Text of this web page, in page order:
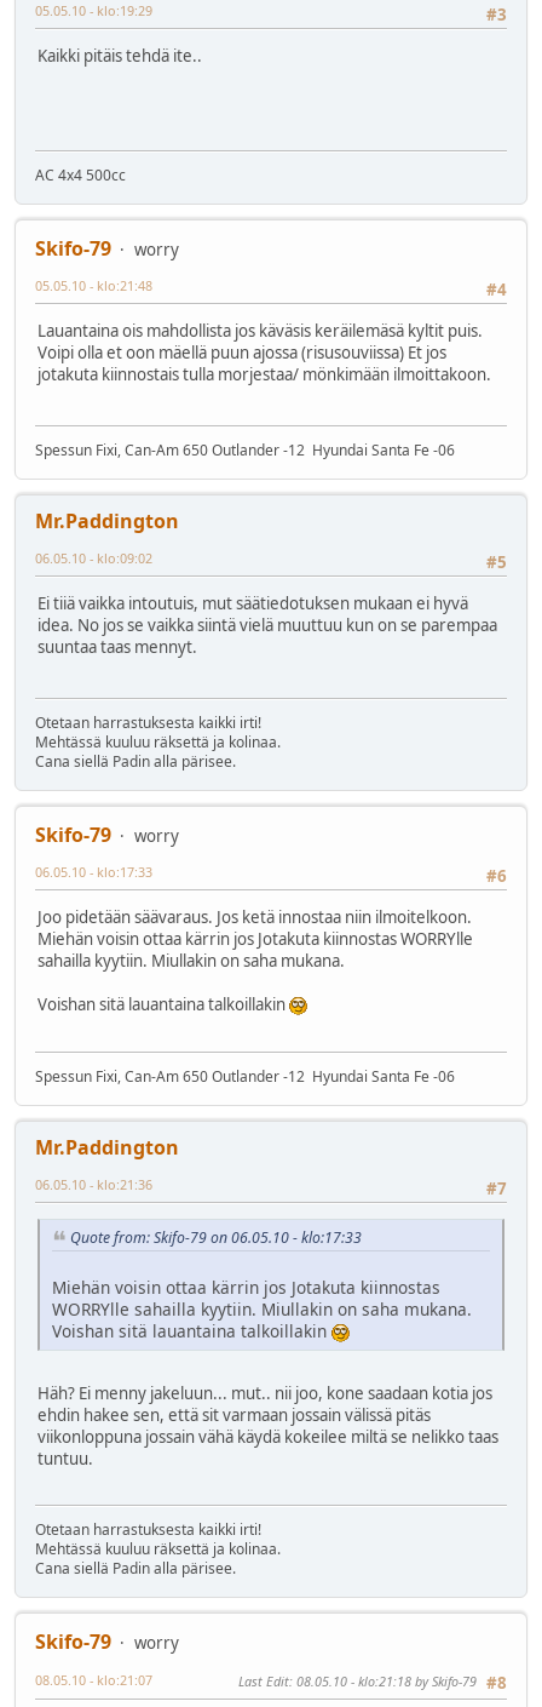
#3
05.05.10 - klo:19:29
Kaikki pitäis tehdä ite..
AC 4x4 500cc
Skifo-79
worry
#4
05.05.10 - klo:21:48
Lauantaina ois mahdollista jos käväsis keräilemäsä kyltit puis.
Voipi olla et oon mäellä puun ajossa (risusouviissa) Et jos
jotakuta kiinnostais tulla morjestaa/ mönkimään ilmoittakoon.
Spessun Fixi, Can-Am 650 Outlander -12 Hyundai Santa Fe -06
Mr.Paddington
#5
06.05.10 - klo:09:02
Ei tiiä vaikka intoutuis, mut säätiedotuksen mukaan ei hyvä
idea. No jos se vaikka siintä vielä muuttuu kun on se parempaa
suuntaa taas mennyt.
Otetaan harrastuksesta kaikki irti!
Mehtässä kuuluu räksettä ja kolinaa.
Cana siellä Padin alla pärisee.
Skifo-79
worry
#6
06.05.10 - klo:17:33
Joo pidetään säävaraus. Jos ketä innostaa niin ilmoitelkoon.
Miehän voisin ottaa kärrin jos Jotakuta kiinnostas WORRYlle
sahailla kyytiin. Miullakin on saha mukana.
Voishan sitä lauantaina talkoillakin
Spessun Fixi, Can-Am 650 Outlander -12 Hyundai Santa Fe -06
Mr.Paddington
#7
06.05.10 - klo:21:36
Quote from: Skifo-79 on 06.05.10 - klo:17:33
Miehän voisin ottaa kärrin jos Jotakuta kiinnostas
WORRYlle sahailla kyytiin. Miullakin on saha mukana.
Voishan sitä lauantaina talkoillakin
Häh? Ei menny jakeluun... mut.. nii joo, kone saadaan kotia jos
ehdin hakee sen, että sit varmaan jossain välissä pitäs
viikonloppuna jossain vähä käydä kokeilee miltä se nelikko taas
tuntuu.
Otetaan harrastuksesta kaikki irti!
Mehtässä kuuluu räksettä ja kolinaa.
Cana siellä Padin alla pärisee.
Skifo-79
worry
#8
08.05.10 - klo:21:07 Last Edit: 08.05.10 - klo:21:18 by Skifo-79